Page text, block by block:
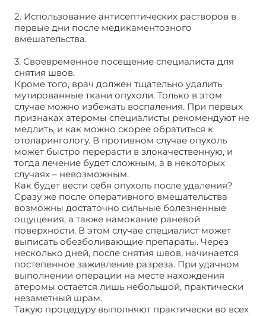
2. Использование антисептических растворов в
первые дни после медикаментозного
вмешательства.
3. Своевременное посещение специалиста для
снятия швов.
Кроме того, врач должен тщательно удалить
мутированные ткани опухоли. Только в этом
случае можно избежать воспаления. При первых
признаках атеромы специалисты рекомендуют не
медлить, и как можно скорее обратиться к
отоларингологу. В противном случае опухоль
может быстро перерасти в злокачественную, и
тогда лечение будет сложным, а в некоторых
случаях – невозможным.
Как будет вести себя опухоль после удаления?
Сразу же после оперативного вмешательства
возможны достаточно сильные болезненные
ощущения, а также намокание раневой
поверхности. В этом случае специалист может
выписать обезболивающие препараты. Через
несколько дней, после снятия швов, начинается
постепенное заживление разреза. При удачном
выполнении операции на месте нахождения
атеромы остается лишь небольшой, практически
незаметный шрам.
Такую процедуру выполняют практически во всех